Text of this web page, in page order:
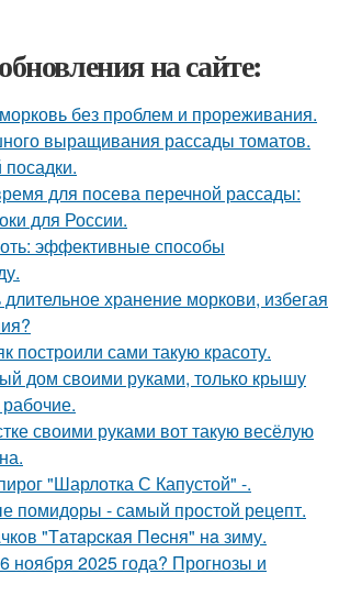
на сайте:
без проблем и прореживания.
выращивания рассады томатов.
для посева перечной рассады:
для России.
эффективные способы
длительное хранение моркови, избегая
построили сами такую красоту.
дом своими руками, только крышу
своими руками вот такую весёлую
"Шарлотка С Капустой" -.
помидоры - самый простой рецепт.
"Тaтapcкaя Пecня" нa зиму.
ноября 2025 года? Прогнозы и